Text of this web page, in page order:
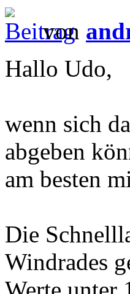
von
Hallo Udo,
wenn sich
abgeben
am besten
Die
Windrades